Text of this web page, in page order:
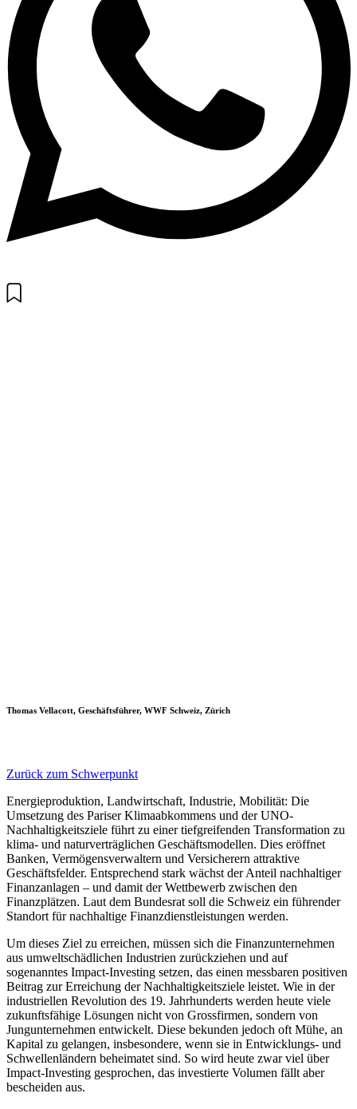
Thomas Vellacott, Geschäftsführer, WWF Schweiz, Zürich
Zurück zum Schwerpunkt
Energieproduktion, Landwirtschaft, Industrie, Mobilität: Die
Umsetzung des Pariser Klimaabkommens und der UNO-
Nachhaltigkeitsziele führt zu einer tiefgreifenden Transformation zu
klima- und naturverträglichen Geschäftsmodellen. Dies eröffnet
Banken, Vermögensverwaltern und Versicherern attraktive
Geschäftsfelder. Entsprechend stark wächst der Anteil nachhaltiger
Finanzanlagen – und damit der Wettbewerb zwischen den
Finanzplätzen. Laut dem Bundesrat soll die Schweiz ein führender
Standort für nachhaltige Finanzdienstleistungen werden.
Um dieses Ziel zu erreichen, müssen sich die Finanzunternehmen
aus umweltschädlichen Industrien zurückziehen und auf
sogenanntes Impact-Investing setzen, das einen messbaren positiven
Beitrag zur Erreichung der Nachhaltigkeitsziele leistet. Wie in der
industriellen Revolution des 19. Jahrhunderts werden heute viele
zukunftsfähige Lösungen nicht von Grossfirmen, sondern von
Jungunternehmen entwickelt. Diese bekunden jedoch oft Mühe, an
Kapital zu gelangen, insbesondere, wenn sie in Entwicklungs- und
Schwellenländern beheimatet sind. So wird heute zwar viel über
Impact-Investing gesprochen, das investierte Volumen fällt aber
bescheiden aus.